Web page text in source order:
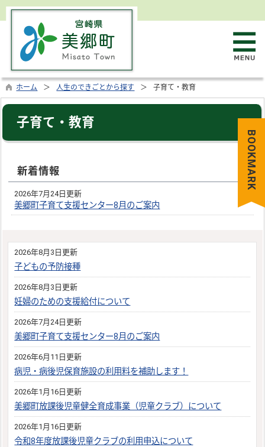
ホーム 人生のできごとから探す 子育て・教育
子育て・教育
新着情報
2026年7月24日更新
美郷町子育て支援センター8月のご案内
2026年8月3日更新
子どもの予防接種
2026年8月3日更新
妊婦のための支援給付について
2026年7月24日更新
美郷町子育て支援センター8月のご案内
2026年6月11日更新
病児・病後児保育施設の利用料を補助します！
2026年1月16日更新
美郷町放課後児童健全育成事業（児童クラブ）について
2026年1月16日更新
令和8年度放課後児童クラブの利用申込について
BOOKMARK